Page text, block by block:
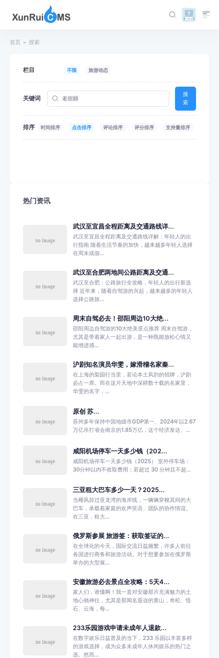
首页 搜索
栏目 不限 旅游动态
关键词
搜
索
排序 时间排序 点击排序 评论排序 评分排序 支持量排序
热门资讯
武汉至宜昌全程距离及交通路线详...
武汉至宜昌全程距离及交通路线详解：年轻人的出
行指南 随着生活节奏的加快，越来越多年轻人选择
在周末或假...
武汉至合肥两地间公路距离及交通...
武汉至合肥：公路旅行全攻略，年轻人的出行新选
择 近年来，随着自驾游的兴起，越来越多的年轻人
选择公路旅...
周末自驾必去！邵阳周边10大绝...
邵阳周边自驾游的10大绝美景点推荐 周末自驾游，
尤其是带着家人一起出游，是一种既能放松心情又
能增进感...
沪剧知名演员华雯，嫁滑稽名家秦...
在上海的梨园行当里，若论本土风韵的招牌，沪剧
必占一席。而在这片天地中深耕数十载的名家里，
华雯的名字，...
原创 苏...
苏州多年保持中国地级市GDP第一、2024年以2.67
万亿吊打省会南京的1.85万亿，这个经济发达、...
咸阳机场停车一天多少钱（202...
咸阳机场停车一天多少钱（2025） 室外停车场：
30分钟以内不收取费用；若超过 30 分钟且不超...
三亚租大巴车多少一天？2025...
当椰风掠过亚龙湾的海岸线，一辆辆穿梭其间的大
巴车，承载着家庭的欢声笑语、团队的协作情谊。
在三亚，租大...
俄罗斯参展 旅游签：获取签证的...
在全球化的今天，国际交流日益频繁，许多人前往
各国进行商务和旅游活动。对于想要参加在俄罗斯
举办的大型展...
安徽旅游必去景点全攻略：5天4...
家人们，谁懂啊！我一直对安徽那片充满魅力的土
地心驰神往，尤其是那闻名遐迩的黄山，奇松、怪
石、云海，每...
233乐园游戏申请未成年人退款...
在数字娱乐日益普及的当下，233 乐园以丰富多样
的游戏选择，成为众多未成年人休闲娱乐的热门之
选。然而...